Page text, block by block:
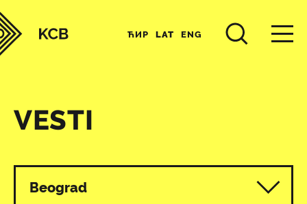
ЋИР LAT ENG
VESTI
Svi programi
Beograd